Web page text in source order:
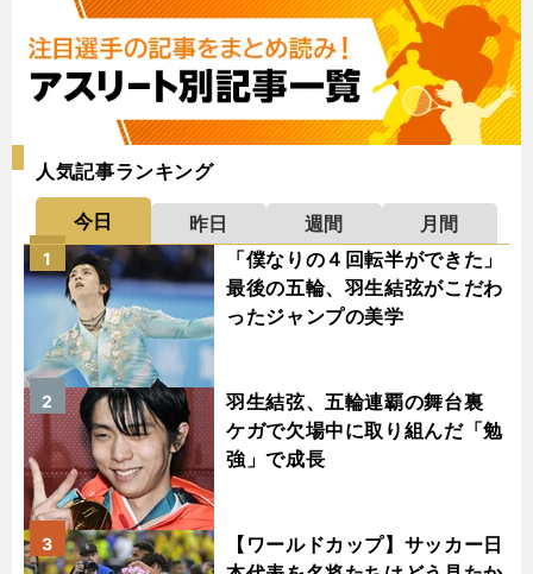
人気記事ランキング
今日 昨日 週間
月間
「僕なりの４回転半ができた」
最後の五輪、羽生結弦がこだわ
ったジャンプの美学
1
羽生結弦、五輪連覇の舞台裏
ケガで欠場中に取り組んだ「勉
強」で成長
2
【ワールドカップ】サッカー日
3